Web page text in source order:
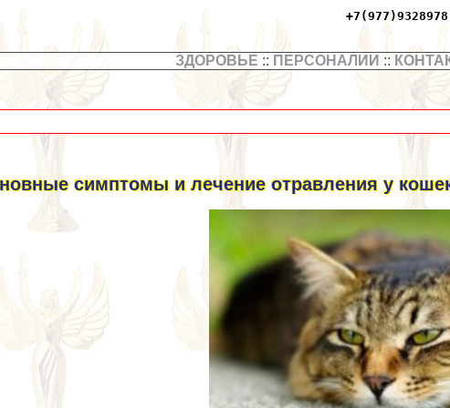
+7(977)9328978
ЗДОРОВЬЕ :: ПЕРСОНАЛИИ ::
симптомы и лечение отравления у